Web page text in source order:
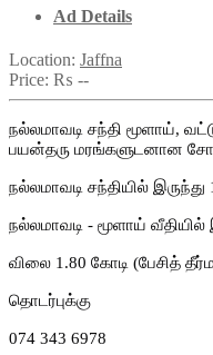
Ad Details
Location: Jaffna
Price: ₨ --
நல்லமாவடி சந்தி மூளாய்,
பயன்தரு மரங்களுடனான
நல்லமாவடி சந்தியில் இருந்து
நல்லமாவடி - மூளாய் வீதியில்
விலை 1.80 கோடி (பேசித்
தொடர்புக்கு
074 343 6978